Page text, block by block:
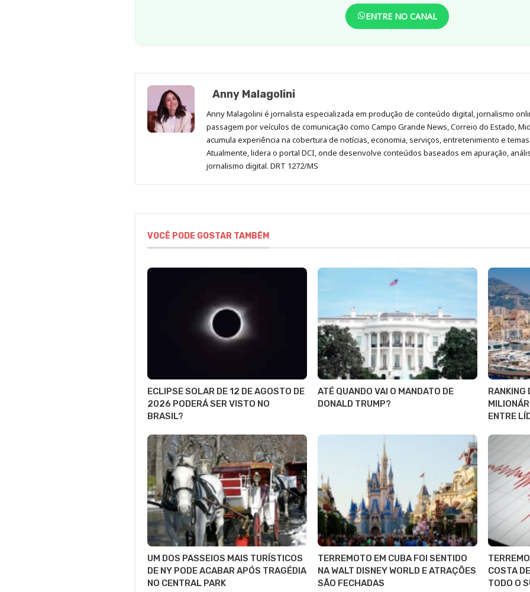
ENTRE NO CANAL
Anny Malagolini
Anny Malagolini é jornalista especializada em produção de conteúdo digital, jornalismo
passagem por veículos de comunicação como Campo Grande News, Correio do Estado,
acumula experiência na cobertura de notícias, economia, serviços, entretenimento e
Atualmente, lidera o portal DCI, onde desenvolve conteúdos baseados em apuração,
jornalismo digital. DRT 1272/MS
VOCÊ PODE GOSTAR TAMBÉM
ECLIPSE SOLAR DE 12 DE AGOSTO DE
2026 PODERÁ SER VISTO NO
BRASIL?
ATÉ QUANDO VAI O MANDATO DE
DONALD TRUMP?
RANKING
ENTRE
UM DOS PASSEIOS MAIS TURÍSTICOS
DE NY PODE ACABAR APÓS TRAGÉDIA
NO CENTRAL PARK
TERREMOTO EM CUBA FOI SENTIDO
NA WALT DISNEY WORLD E ATRAÇÕES
SÃO FECHADAS
COSTA
TODO O